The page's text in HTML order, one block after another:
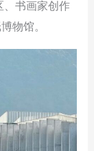
、书画家创作
物馆。